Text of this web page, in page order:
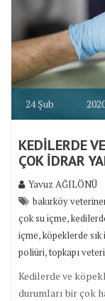
24Şub
KEDİLERDE
ÇOK İDRAR
Yavuz AĞILÖNÜ
bakırköy
çok su içme,
içme,köpeklerde
poliüri,topkapı
Kedilerde ve
durumları bir çok